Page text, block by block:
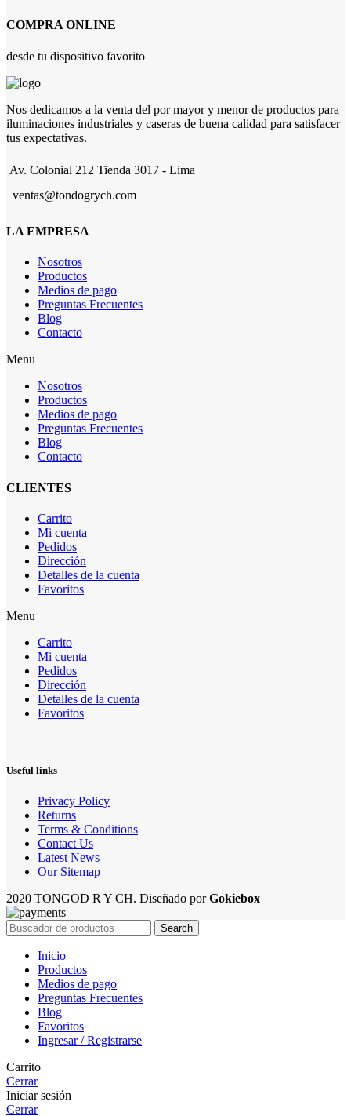
COMPRA ONLINE
desde tu dispositivo favorito
Nos dedicamos a la venta del por mayor y menor de productos para
iluminaciones industriales y caseras de buena calidad para satisfacer
tus expectativas.
Av. Colonial 212 Tienda 3017 - Lima
ventas@tondogrych.com
LA EMPRESA
Nosotros
Productos
Medios de pago
Preguntas Frecuentes
Blog
Contacto
Menu
Nosotros
Productos
Medios de pago
Preguntas Frecuentes
Blog
Contacto
CLIENTES
Carrito
Mi cuenta
Pedidos
Dirección
Detalles de la cuenta
Favoritos
Menu
Carrito
Mi cuenta
Pedidos
Dirección
Detalles de la cuenta
Favoritos
Useful links
Privacy Policy
Returns
Terms & Conditions
Contact Us
Latest News
Our Sitemap
2020 TONGOD R Y CH. Diseñado porGokiebox
Search
Inicio
Productos
Medios de pago
Preguntas Frecuentes
Blog
Favoritos
Ingresar / Registrarse
Carrito
Cerrar
Iniciar sesión
Cerrar